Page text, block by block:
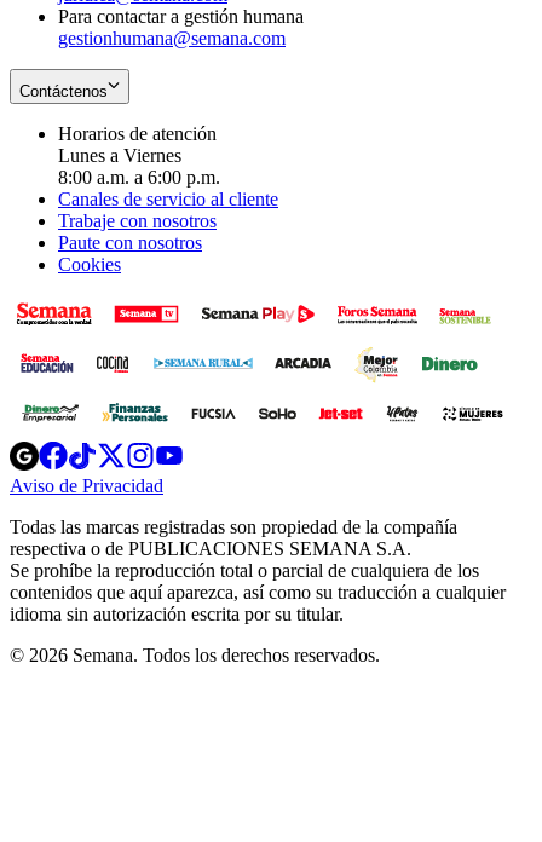
Para contactar a gestión humana
gestionhumana@semana.com
Contáctenos
Horarios de atención
Lunes a Viernes
8:00 a.m. a 6:00 p.m.
Canales de servicio al cliente
Trabaje con nosotros
Paute con nosotros
Cookies
Opens
in
new
Opens
in
new
Opens
in
new
window
Opens
new
windowwindow
Aviso de Privacidad
new
window
Todas las marcas registradas son propiedad de la compañía
respectiva o de PUBLICACIONES SEMANA S.A.
Se prohíbe la reproducción total o parcial de cualquiera de los
contenidos que aquí aparezca, así como su traducción a cualquier
idioma sin autorización escrita por su titular.
© 2026 Semana. Todos los derechos reservados.